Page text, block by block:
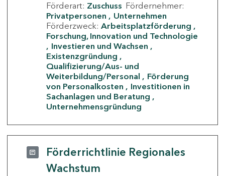
Förderart: Zuschuss Fördernehmer:
Privatpersonen
Unternehmen
Förderzweck: Arbeitsplatzförderung
Forschung, Innovation und Technologie
Investieren und Wachsen
Existenzgründung
Qualifizierung/Aus- und
Weiterbildung/Personal
Förderung
von Personalkosten
Investitionen in
Sachanlagen und Beratung
Unternehmensgründung
Förderrichtlinie Regionales
Wachstum